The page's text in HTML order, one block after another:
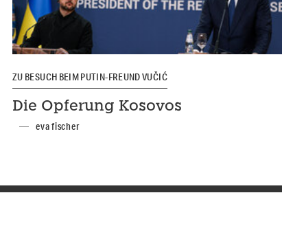
ZU BESUCH BEIM PUTIN-FREUND VUČIĆ
Die Opferung Kosovos
eva fischer